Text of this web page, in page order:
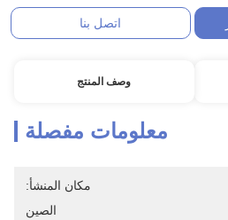
اتصل بنا
وصف المنتج
معلومات مفصلة
مكان المنشأ:
الصين